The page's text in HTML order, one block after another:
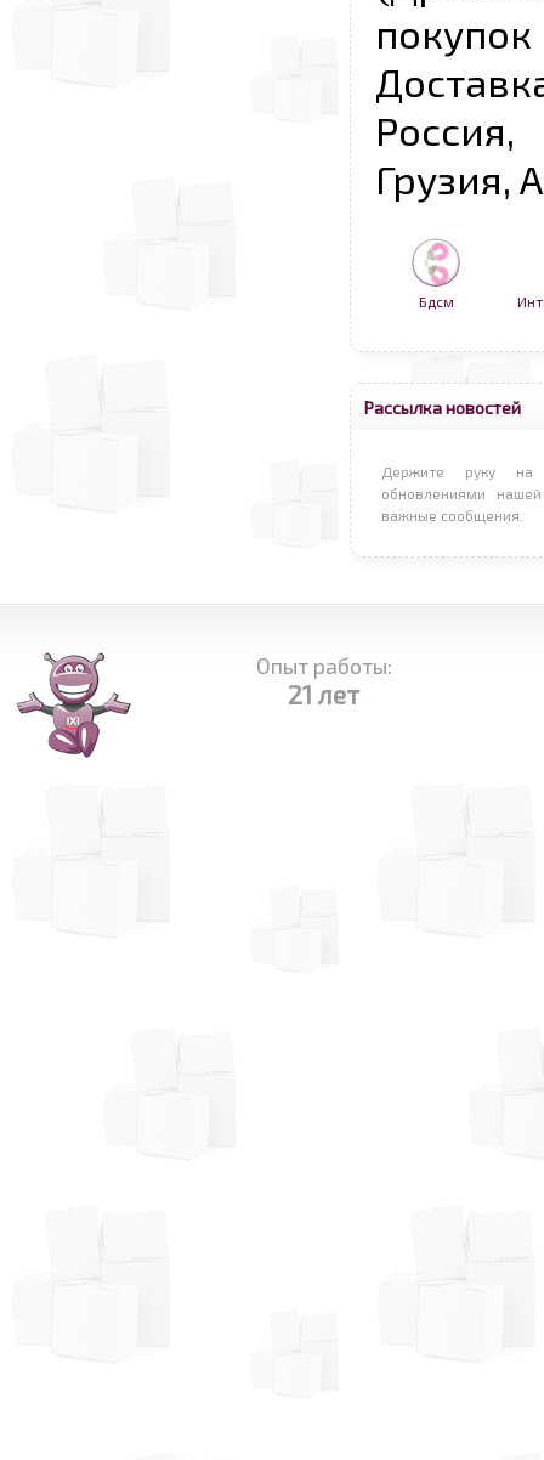
Грузия,
Бдсм
Рассылка новостей
Держите руку на
обновлениями
важные сообщения.
Опыт работы:
21 лет